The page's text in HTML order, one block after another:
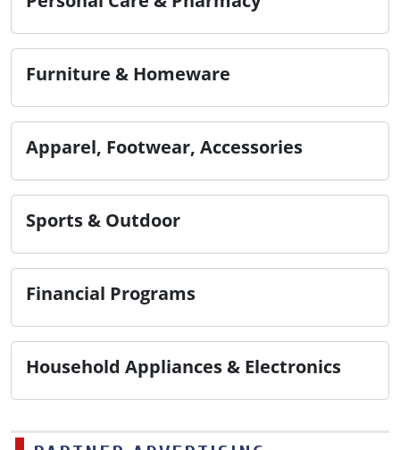
Furniture & Homeware
Apparel, Footwear, Accessories
Sports & Outdoor
Financial Programs
Household Appliances & Electronics